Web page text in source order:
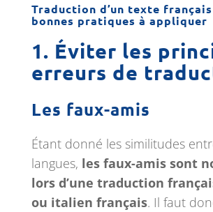
Traduction d’un texte
bonnes pratiques à appliquer
1. Éviter les
erreurs de
Les faux-amis
Étant donné les similitudes
langues, les faux-amis sont
lors d’une traduction
ou italien français. Il faut